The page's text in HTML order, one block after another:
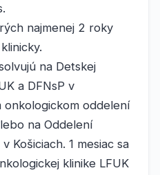
najmenej 2 roky
na Detskej
a DFNsP v
onkologickom oddelení
na Oddelení
Košiciach. 1 mesiac sa
klinike LFUK